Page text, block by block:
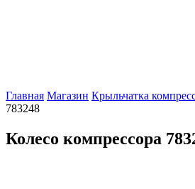
Главная Магазин Крыльчатка
783248
Колесо компрессора